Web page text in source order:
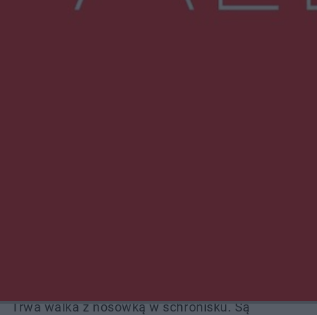
Trwa walka z nosówką w schronisku. Są